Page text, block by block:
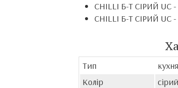
CHILLI Б-Т СІРИЙ UC-
CHILLI Б-Т СІРИЙ UC-
Тип
Колір
сірий